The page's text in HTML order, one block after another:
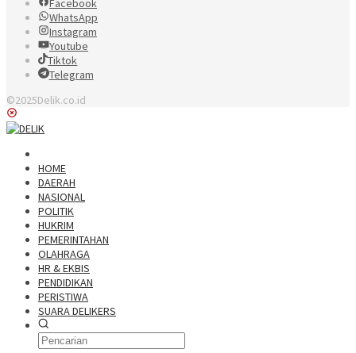
WhatsApp
Instagram
Youtube
Tiktok
Telegram
©2025Delik.co.id
HOME
DAERAH
NASIONAL
POLITIK
HUKRIM
PEMERINTAHAN
OLAHRAGA
HR & EKBIS
PENDIDIKAN
PERISTIWA
SUARA DELIKERS